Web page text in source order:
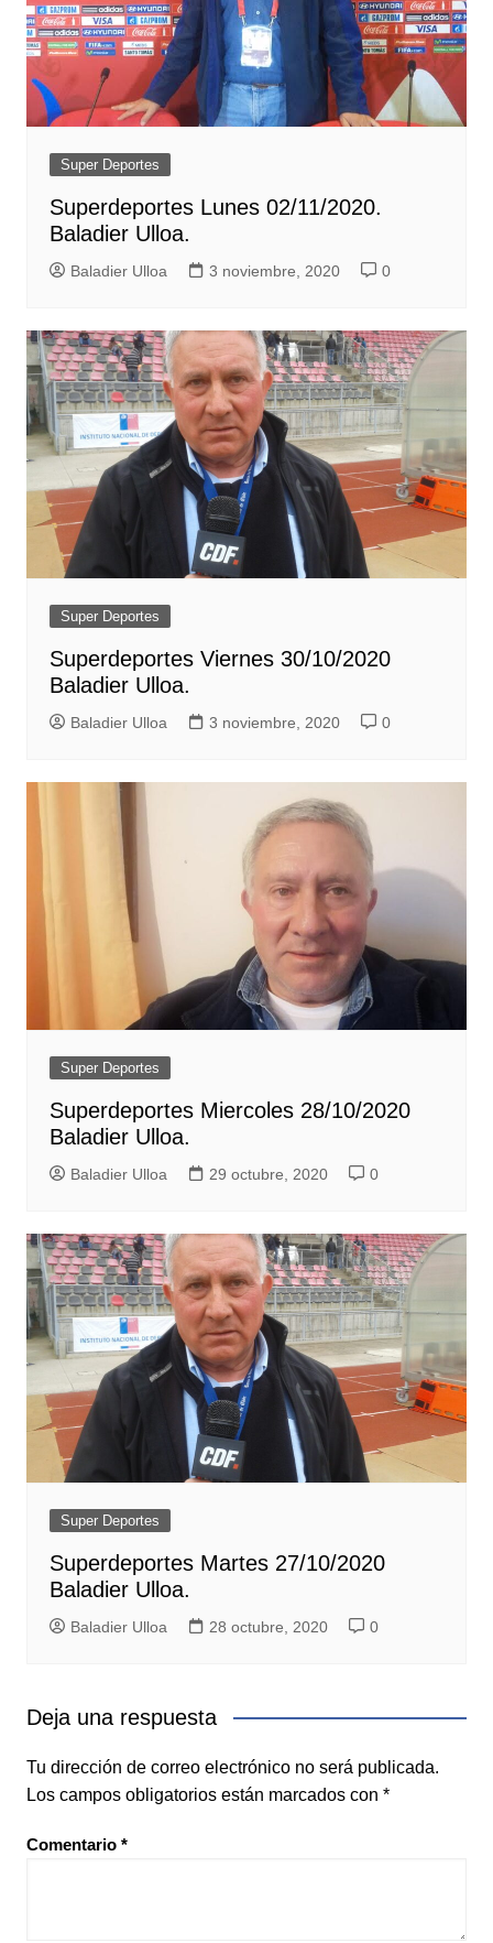
Super Deportes
Superdeportes Lunes 02/11/2020.
Baladier Ulloa.
Baladier Ulloa 3 noviembre, 2020 0
Super Deportes
Superdeportes Viernes 30/10/2020
Baladier Ulloa.
Baladier Ulloa 3 noviembre, 2020 0
Super Deportes
Superdeportes Miercoles 28/10/2020
Baladier Ulloa.
Baladier Ulloa 29 octubre, 2020 0
Super Deportes
Superdeportes Martes 27/10/2020
Baladier Ulloa.
Baladier Ulloa 28 octubre, 2020 0
Deja una respuesta
Tu dirección de correo electrónico no será publicada.
Los campos obligatorios están marcados con *
Comentario *